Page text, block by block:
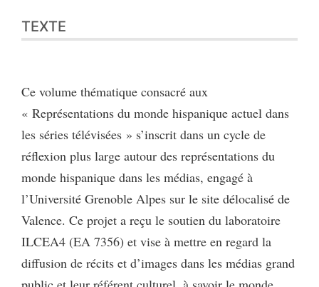
Bibliographie
Citer cet article
TEXTE
Ce volume thématique consacré aux
« Représentations du monde hispanique actuel dans
les séries télévisées » s’inscrit dans un cycle de
réflexion plus large autour des représentations du
monde hispanique dans les médias, engagé à
l’Université Grenoble Alpes sur le site délocalisé de
Valence. Ce projet a reçu le soutien du laboratoire
ILCEA4 (EA 7356) et vise à mettre en regard la
diffusion de récits et d’images dans les médias grand